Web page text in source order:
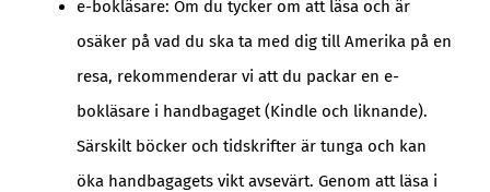
e-bokläsare: Om du tycker om att läsa och är
osäker på vad du ska ta med dig till Amerika på en
resa, rekommenderar vi att du packar en e-
bokläsare i handbagaget (Kindle och liknande).
Särskilt böcker och tidskrifter är tunga och kan
öka handbagagets vikt avsevärt. Genom att läsa i